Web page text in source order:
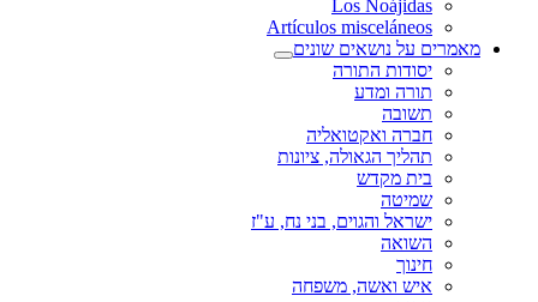
Los Noájidas
Artículos misceláneos
מאמרים על נושאים שונים
יסודות התורה
תורה ומדע
תשובה
חברה ואקטואליה
תהליך הגאולה, ציונות
בית מקדש
שמיטה
ישראל והגוים, בני נח, ע"ז
השואה
חינוך
איש ואשה, משפחה